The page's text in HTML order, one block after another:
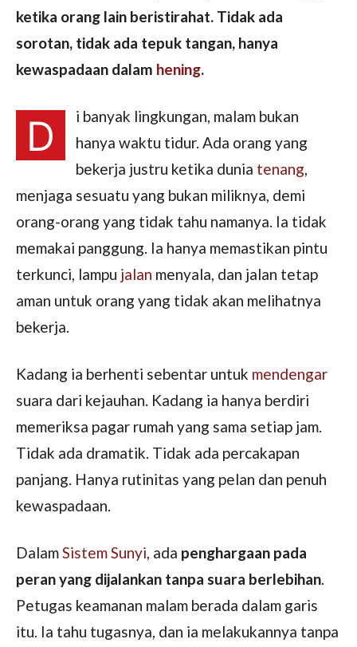
ketika orang lain beristirahat. Tidak ada
sorotan, tidak ada tepuk tangan, hanya
kewaspadaan dalam hening.
D
i banyak lingkungan, malam bukan
hanya waktu tidur. Ada orang yang
bekerja justru ketika dunia tenang,
menjaga sesuatu yang bukan miliknya, demi
orang-orang yang tidak tahu namanya. Ia tidak
memakai panggung. Ia hanya memastikan pintu
terkunci, lampu jalan menyala, dan jalan tetap
aman untuk orang yang tidak akan melihatnya
bekerja.
Kadang ia berhenti sebentar untuk mendengar
suara dari kejauhan. Kadang ia hanya berdiri
memeriksa pagar rumah yang sama setiap jam.
Tidak ada dramatik. Tidak ada percakapan
panjang. Hanya rutinitas yang pelan dan penuh
kewaspadaan.
DalamSistem Sunyi, ada penghargaan pada
peran yang dijalankan tanpa suara berlebihan.
Petugas keamanan malam berada dalam garis
itu. Ia tahu tugasnya, dan ia melakukannya tanpa